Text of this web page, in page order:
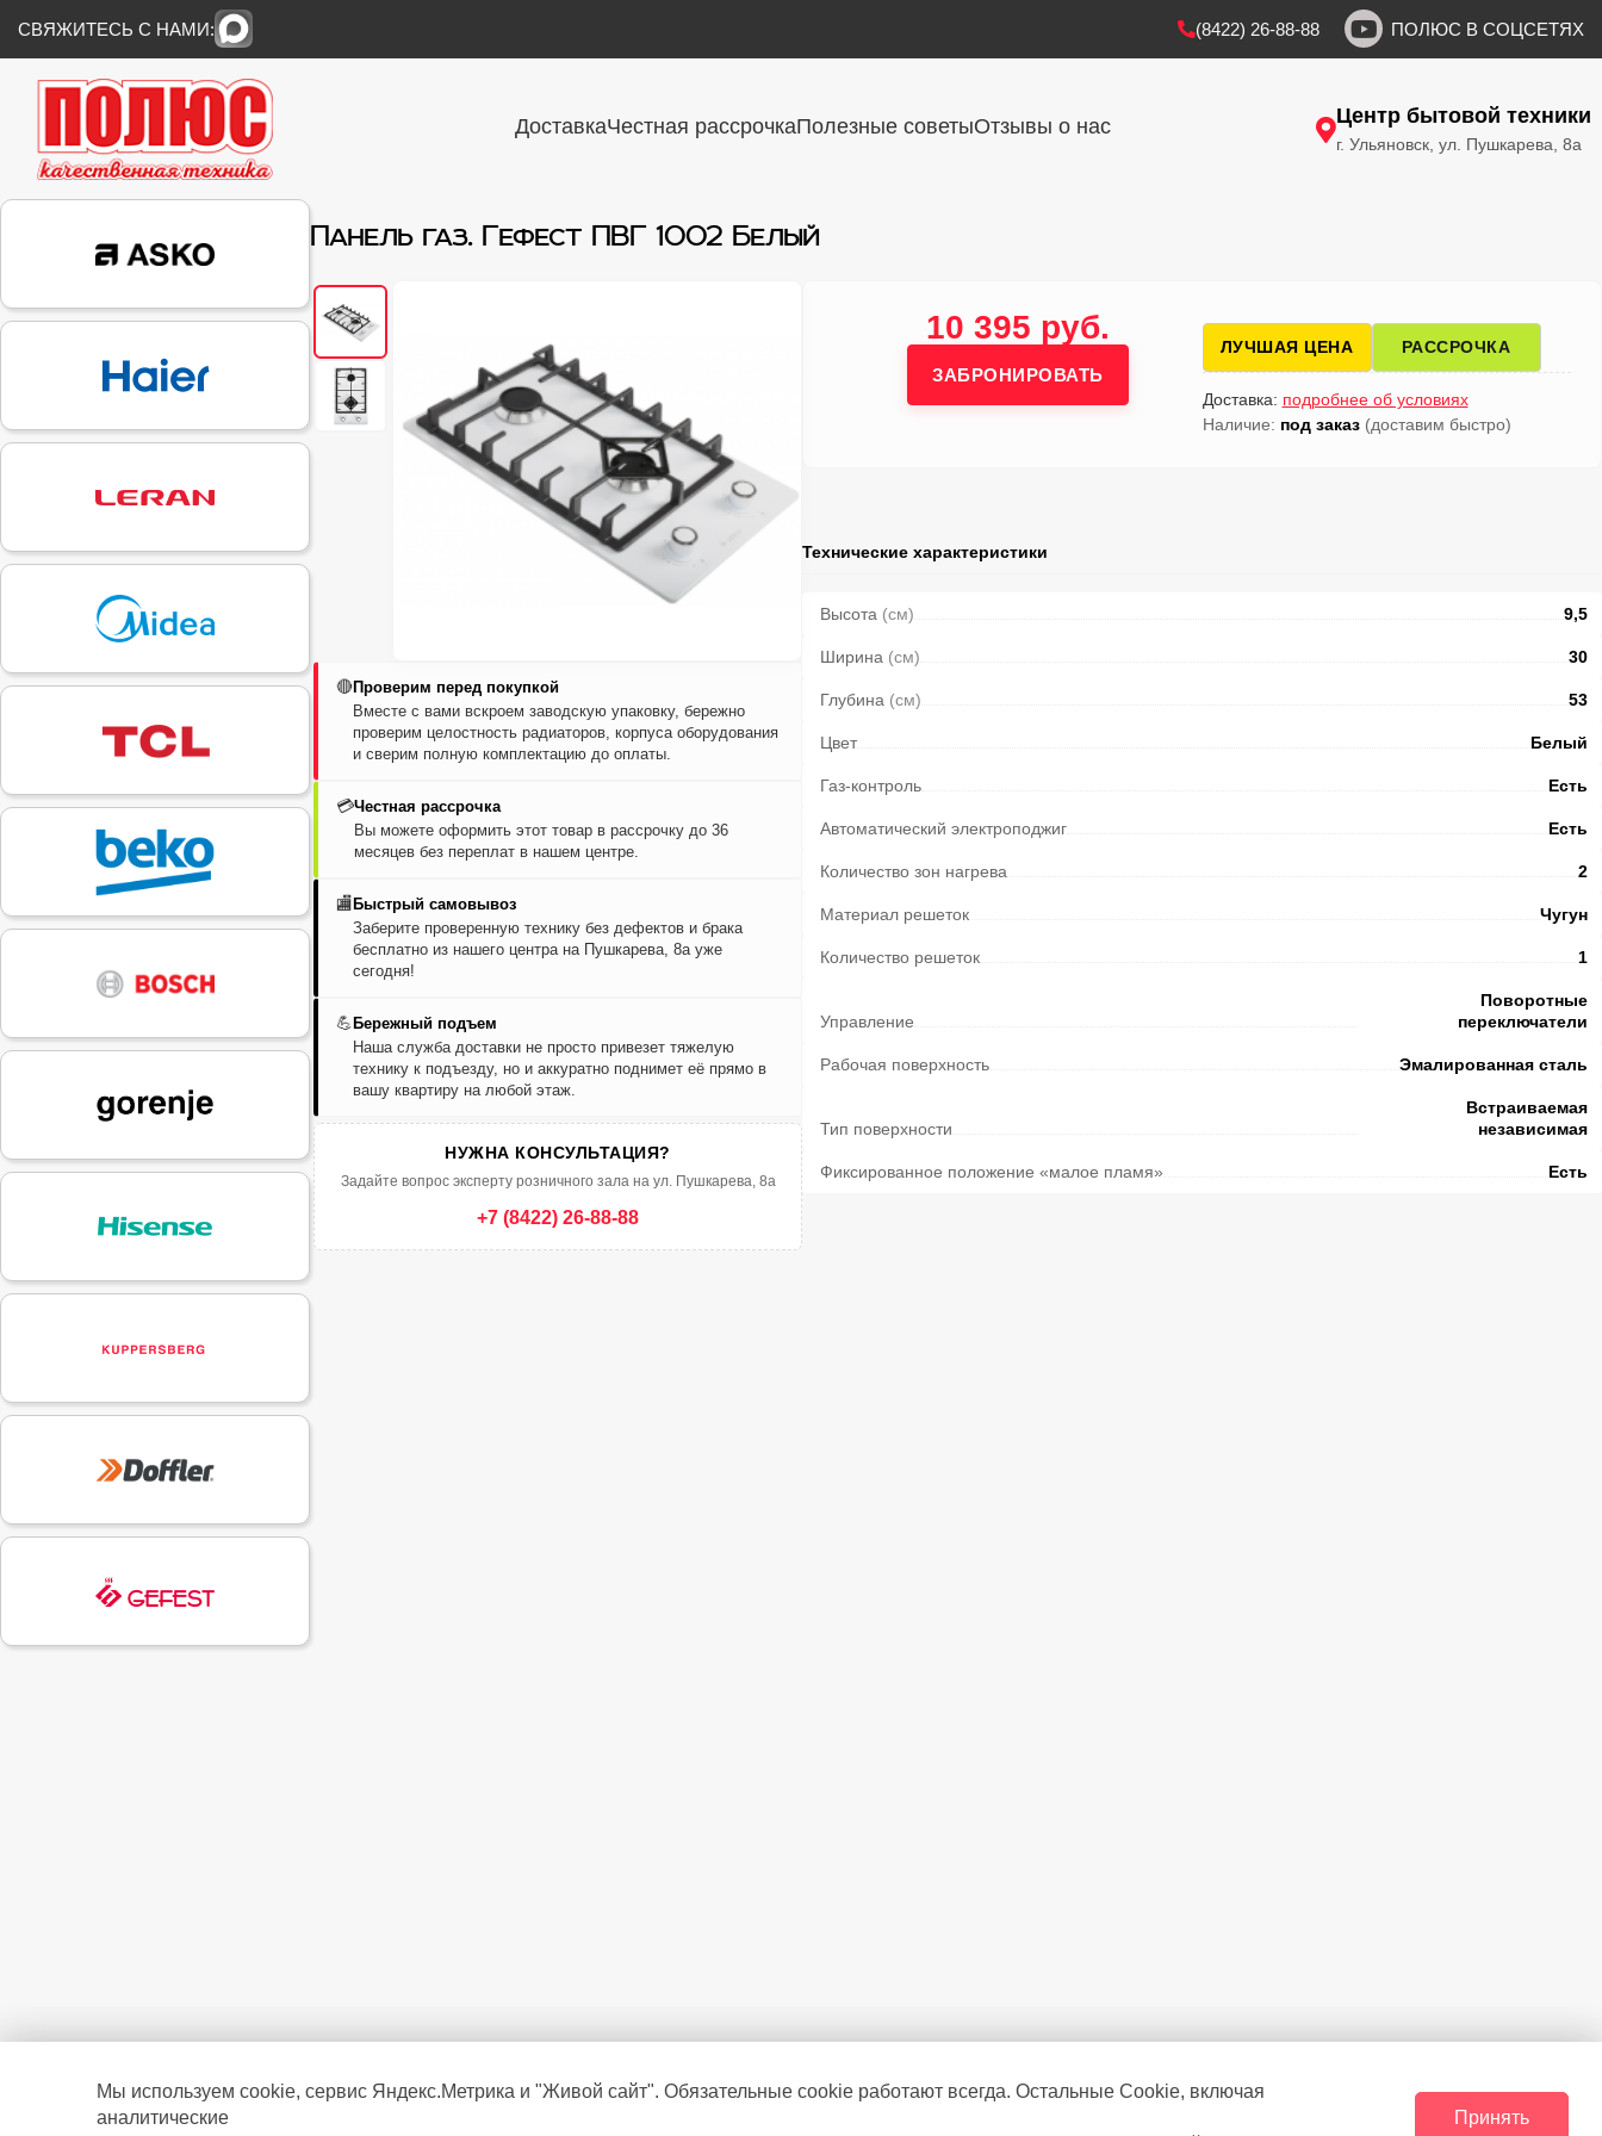
СВЯЖИТЕСЬ С НАМИ: (8422) 26-88-88 ПОЛЮС В СОЦСЕТЯХ
ДоставкаЧестная рассрочкаПолезные советыОтзывы о нас Центр бытовой техники
г. Ульяновск, ул. Пушкарева, 8а
Панель газ. Гефест ПВГ 1002 Белый
🔴Проверим перед покупкой
Вместе с вами вскроем заводскую упаковку, бережно
проверим целостность радиаторов, корпуса оборудования
и сверим полную комплектацию до оплаты.
💳Честная рассрочка
Вы можете оформить этот товар в рассрочку до 36
месяцев без переплат в нашем центре.
🏬 Быстрый самовывоз
Заберите проверенную технику без дефектов и брака
бесплатно из нашего центра на Пушкарева, 8а уже
сегодня!
💪 Бережный подъем
Наша служба доставки не просто привезет тяжелую
технику к подъезду, но и аккуратно поднимет её прямо в
вашу квартиру на любой этаж.
НУЖНА КОНСУЛЬТАЦИЯ?
Задайте вопрос эксперту розничного зала на ул. Пушкарева, 8а
+7 (8422) 26-88-88
10 395 руб.
ЗАБРОНИРОВАТЬ
ЛУЧШАЯ ЦЕНА РАССРОЧКА
Доставка: подробнее об условиях
Наличие: под заказ(доставим быстро)
Технические характеристики
Высота (см) 9,5
Ширина (см) 30
Глубина (см) 53
Цвет Белый
Газ-контроль Есть
Автоматический электроподжиг Есть
Количество зон нагрева 2
Материал решеток Чугун
Количество решеток 1
Управление
Поворотные
переключатели
Рабочая поверхность Эмалированная сталь
Тип поверхности
Встраиваемая
независимая
Фиксированное положение «малое пламя» Есть
Мы используем cookie, сервис Яндекс.Метрика и "Живой сайт". Обязательные cookie работают всегда. Остальные Сookie, включая
аналитические
Принять